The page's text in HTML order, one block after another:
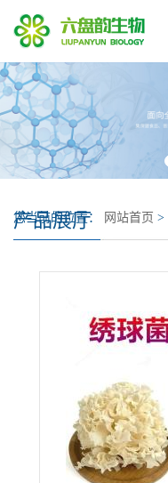
产品展厅
您当前的位置： 网站首页 >